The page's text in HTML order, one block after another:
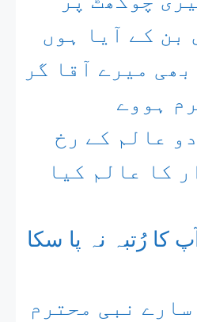
بن کے آیا ہوں
میرے آقا گر
ہووے
عالم کے رخ
کا عالم کیا
کا رُتبہ نہ پا سکا
سارے نبی محترم